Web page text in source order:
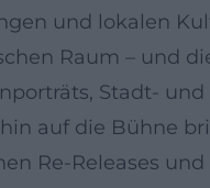
und lokalen
Raum – und
Stadt-
auf die Bühne
Re-Releases